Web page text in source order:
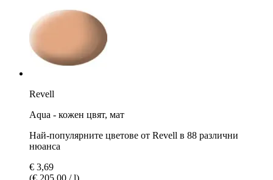
Revell
Aqua - кожен цвят, мат
Най-популярните цветове от Revell в 88 различни
нюанса
€ 3,69
(€ 205,00 / l)